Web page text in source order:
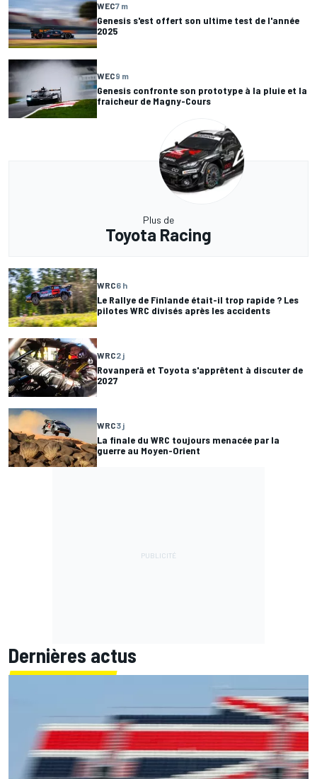
WEC7 m
Genesis s'est offert son ultime test de l'année
2025
WEC9 m
Genesis confronte son prototype à la pluie et la
fraicheur de Magny-Cours
Plus de
Toyota Racing
WRC6 h
Le Rallye de Finlande était-il trop rapide ? Les
pilotes WRC divisés après les accidents
WRC2 j
Rovanperä et Toyota s'apprêtent à discuter de
2027
WRC3 j
La finale du WRC toujours menacée par la
guerre au Moyen-Orient
Dernières actus